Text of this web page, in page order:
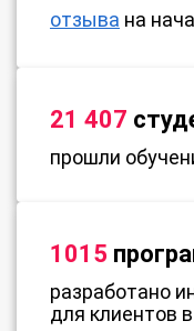
отзыва на
21 407
прошли
1015
разработано
для клиентов